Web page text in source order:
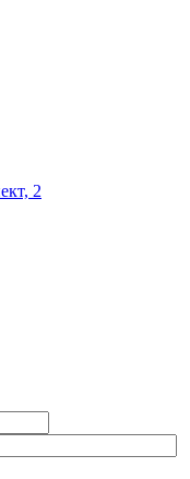
2